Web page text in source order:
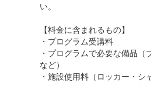
い。
【料金に含まれるもの】
・プログラム受講料
・プログラムで必要な備品
など）
・施設使用料（ロッカー・シ